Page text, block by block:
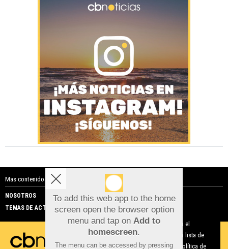
Mas contenido de Costa Blanca Noticias:
NOSOTROS
PUBLICIDAD
TEMAS DE ACTUALIDAD
To add this web app to the home
screen open the browser option
menu and tap on Add to
homescreen.
The menu can be accessed by pressing
Aviso sobre el Uso de cookies:
Utilizamos cookies nuestras y de terceros para el
funcionamiento del digital. Puedes consultar la lista de
cookies y como desconectarlas. Ver nuestra Política de